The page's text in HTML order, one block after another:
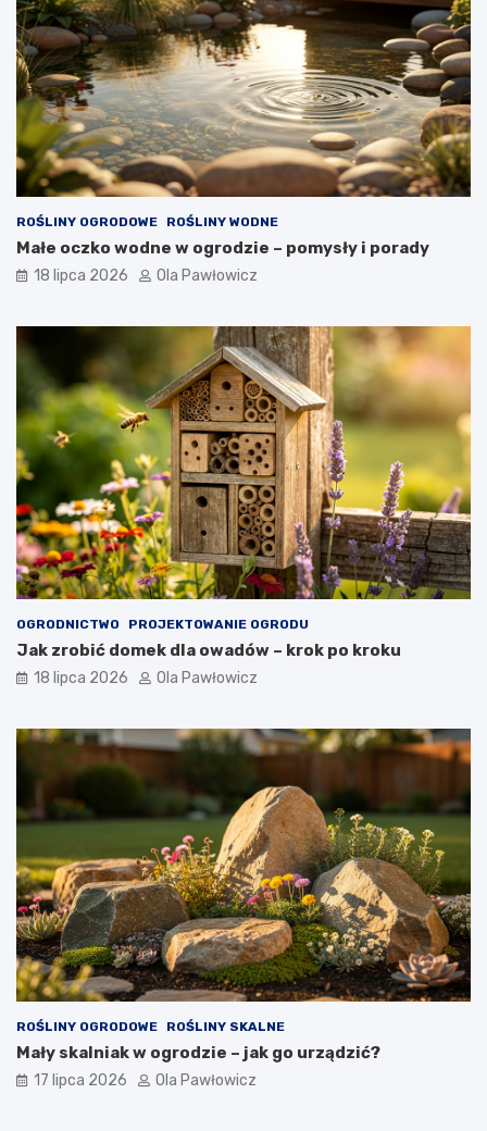
ROŚLINY OGRODOWE ROŚLINY WODNE
Małe oczko wodne w ogrodzie – pomysły i porady
18 lipca 2026 Ola Pawłowicz
OGRODNICTWO PROJEKTOWANIE OGRODU
Jak zrobić domek dla owadów – krok po kroku
18 lipca 2026 Ola Pawłowicz
ROŚLINY OGRODOWE ROŚLINY SKALNE
Mały skalniak w ogrodzie – jak go urządzić?
17 lipca 2026 Ola Pawłowicz